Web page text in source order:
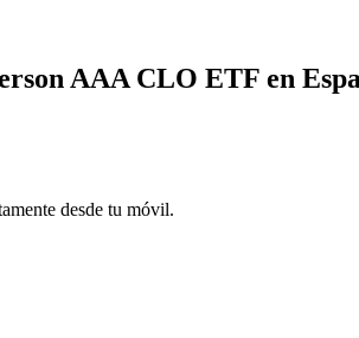
AAA CLO ETF en
desde tu móvil.